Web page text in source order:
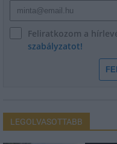
Feliratkozom a
szabályzatot!
LEGOLVASOTTABB